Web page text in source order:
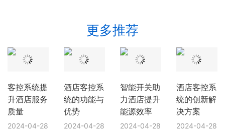
更多推荐
客控系统提
升酒店服务
质量
2024-04-28
酒店客控系
统的功能与
优势
2024-04-28
智能开关助
力酒店提升
能源效率
2024-04-28
酒店客控系
统的创新解
决方案
2024-04-28